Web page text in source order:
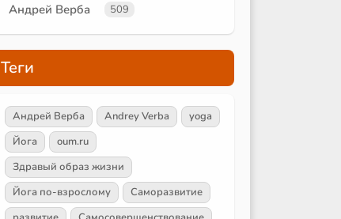
Андрей Верба 509
Теги
Андрей Верба Andrey Verba
yoga
Йога
oum.ru
Здравый образ жизни
Йога по-взрослому
Саморазвитие